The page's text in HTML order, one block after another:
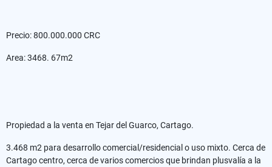
Precio: 800.000.000 CRC
Area: 3468. 67m2
Propiedad a la venta en Tejar del Guarco, Cartago.
3.468 m2 para desarrollo comercial/residencial o uso mixto. Cerca de
Cartago centro, cerca de varios comercios que brindan plusvalía a la